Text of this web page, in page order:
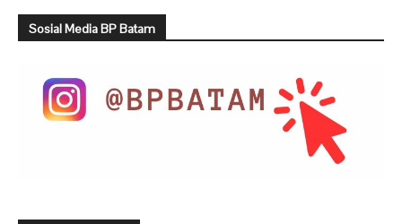
Sosial Media BP Batam